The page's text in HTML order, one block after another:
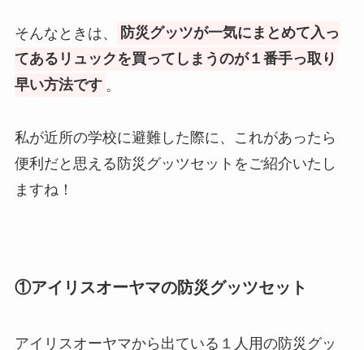
そんなときは、
防災グッツが一気にまとめて入っ
てあるリュックを買ってしまうのが１番手っ取り
早い方法です 。
私が近所の学校に避難した際に、これがあったら
便利だと思える防災グッツセットをご紹介いたし
ますね！
①アイリスオーヤマの防災グッツセット
アイリスオーヤマから出ている１人用の防災グッ